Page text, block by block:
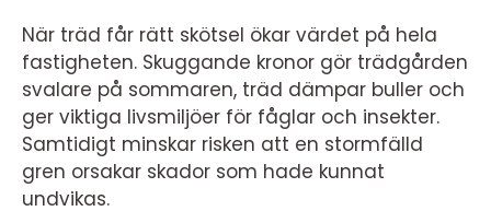
När träd får rätt skötsel ökar värdet på hela
fastigheten. Skuggande kronor gör trädgården
svalare på sommaren, träd dämpar buller och
ger viktiga livsmiljöer för fåglar och insekter.
Samtidigt minskar risken att en stormfälld
gren orsakar skador som hade kunnat
undvikas.